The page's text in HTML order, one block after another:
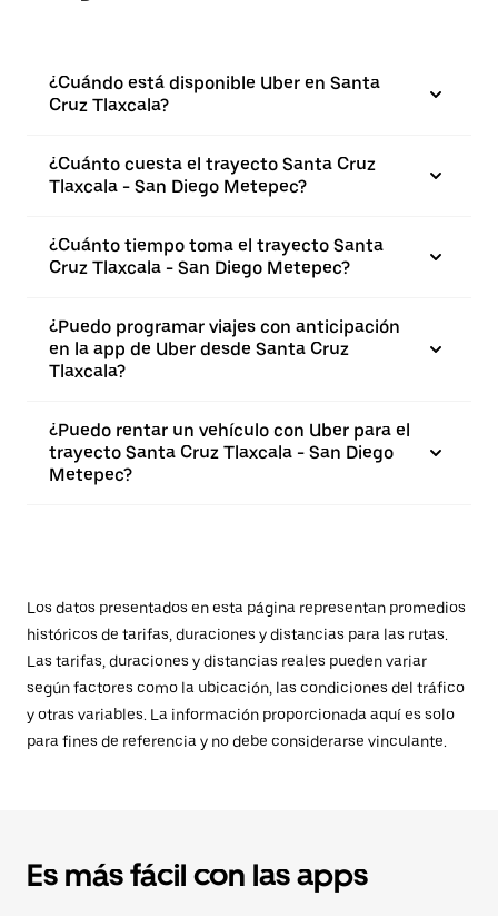
¿Cuándo está disponible Uber en Santa
Cruz Tlaxcala?
¿Cuánto cuesta el trayecto Santa Cruz
Tlaxcala - San Diego Metepec?
¿Cuánto tiempo toma el trayecto Santa
Cruz Tlaxcala - San Diego Metepec?
¿Puedo programar viajes con anticipación
en la app de Uber desde Santa Cruz
Tlaxcala?
¿Puedo rentar un vehículo con Uber para el
trayecto Santa Cruz Tlaxcala - San Diego
Metepec?
Los datos presentados en esta página representan promedios
históricos de tarifas, duraciones y distancias para las rutas.
Las tarifas, duraciones y distancias reales pueden variar
según factores como la ubicación, las condiciones del tráfico
y otras variables. La información proporcionada aquí es solo
para fines de referencia y no debe considerarse vinculante.
Es más fácil con las apps